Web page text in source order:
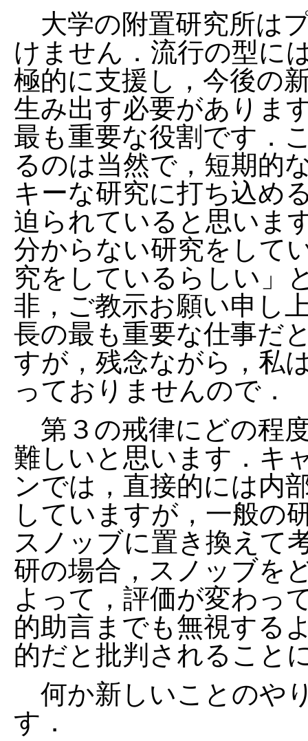
大学の附置研究所は
けません．流行の型に
極的に支援し，今後の
生み出す必要がありま
最も重要な役割です．
るのは当然で，短期的
キーな研究に打ち込め
迫られていると思いま
分からない研究をして
究をしているらしい」
非，ご教示お願い申し
長の最も重要な仕事だ
すが，残念ながら，私
っておりませんので．
第３の戒律にどの程
難しいと思います．キ
ンでは，直接的には内
していますが，一般の
スノッブに置き換えて
研の場合，スノッブを
よって，評価が変わっ
的助言までも無視する
的だと批判されること
何か新しいことのや
す．